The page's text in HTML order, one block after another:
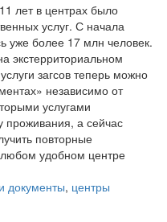
лет в центрах было
услуг. С начала
уже более 17 млн человек.
экстерриториальном
загсов теперь можно
независимо от
услугами
проживания, а сейчас
повторные
любом удобном центре
документы, центры